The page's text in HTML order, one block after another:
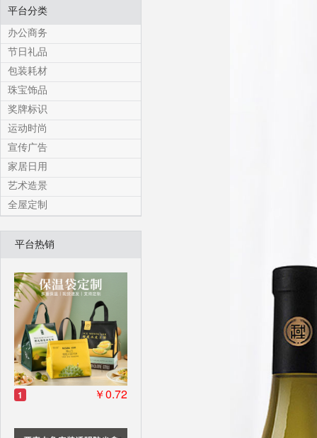
平台分类
办公商务
节日礼品
包装耗材
珠宝饰品
奖牌标识
运动时尚
宣传广告
家居日用
艺术造景
全屋定制
平台热销
1 ￥0.72